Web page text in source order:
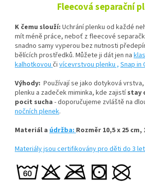
Fleecová separační
K čemu slouží: Uchrání plenku od každé
mít méně práce, neboť z fleecové
snadno samy vyperou bez nutnosti
bělících prostředků. Můžete ji dát jen na
kalhotkovouči vícevrstvou plenku , Snap in
Výhody: Používají se jako dotyková
plenku a zadeček miminka, kde zajistístay
pocit sucha - doporučujeme zvláště na
nočních plenek.
Materiál a údržba:Rozměr 10,5 x 25 cm,
Materiály jsou certifikovány pro děti do 3